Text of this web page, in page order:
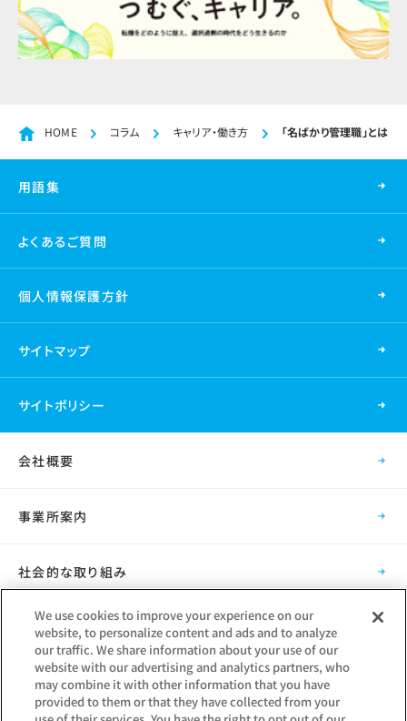
HOME コラム キャリア・働き方 「名ばかり管理職」とは
用語集
よくあるご質問
個人情報保護方針
サイトマップ
サイトポリシー
会社概要
事業所案内
社会的な取り組み
採用情報
グループ会社
We use cookies to improve your experience on our
website, to personalize content and ads and to analyze
our traffic. We share information about your use of our
website with our advertising and analytics partners, who
may combine it with other information that you have
provided to them or that they have collected from your